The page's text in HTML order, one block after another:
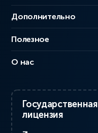
Дополнительно
Полезное
О нас
Государственная
лицензия